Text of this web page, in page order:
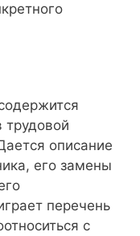
трудовой
описание
его замены
перечень
с